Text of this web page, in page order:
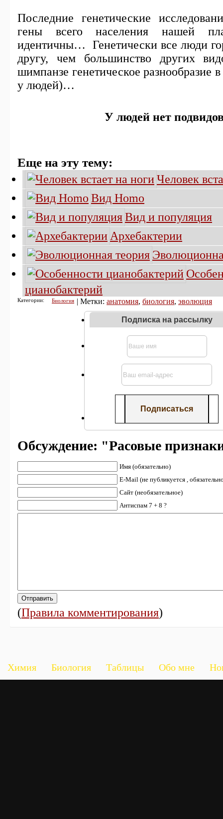
Последние генетические
гены всего населения нашей
идентичны… Генетически все люди
другу, чем большинство других
шимпанзе генетическое разнообразие
у людей)…
У людей нет
Еще на эту тему:
Человек
Вид Homo
Вид и популяция
Архебактерии
цианобактерий
Категории: Биология | Метки: анатомия, биология, эволюция
Подписка на рассылку
Обсуждение: "Расовые
Имя (обязательно)
E-Mail (не публикуется ,
Сайт (необязательное)
Антиспам 7 + 8 ?
(Правила комментирования)
Химия Биология Таблицы Обо мне